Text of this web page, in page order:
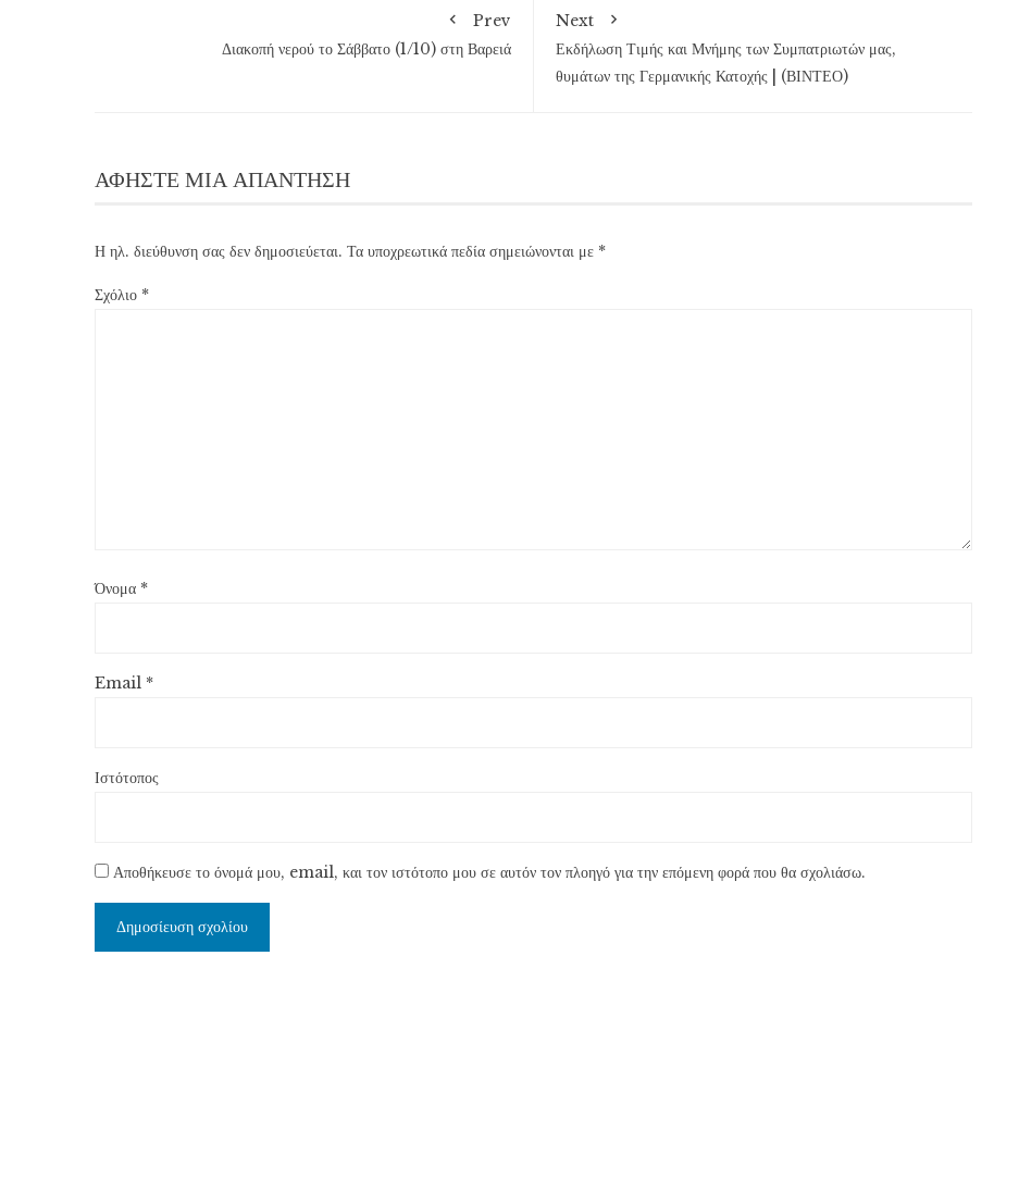
Prev
Διακοπή νερού το Σάββατο (1/10) στη Βαρειά
Next
Εκδήλωση Τιμής και Μνήμης των Συμπατριωτών μας,
θυμάτων της Γερμανικής Κατοχής | (ΒΙΝΤΕΟ)
ΑΦΉΣΤΕ ΜΙΑ ΑΠΆΝΤΗΣΗ
Η ηλ. διεύθυνση σας δεν δημοσιεύεται. Τα υποχρεωτικά πεδία σημειώνονται με *
Σχόλιο *
Όνομα *
Email *
Ιστότοπος
Αποθήκευσε το όνομά μου, email, και τον ιστότοπο μου σε αυτόν τον πλοηγό για την επόμενη φορά που θα σχολιάσω.